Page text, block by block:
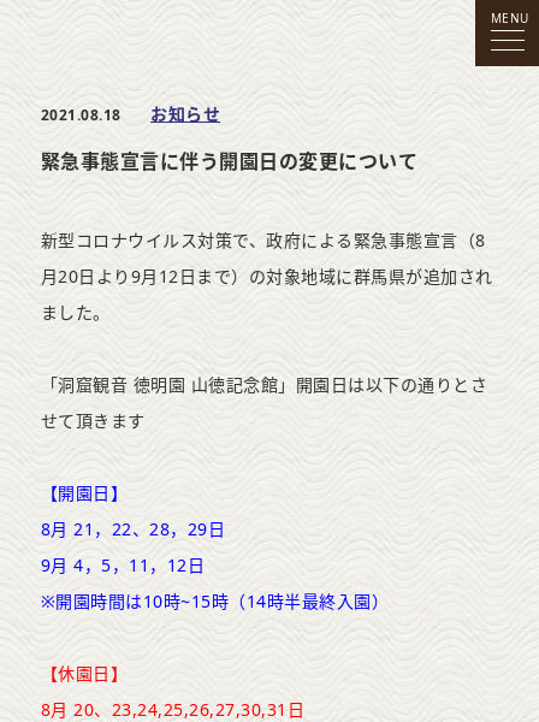
MENU
2021.08.18 お知らせ
緊急事態宣言に伴う開園日の変更について
新型コロナウイルス対策で、政府による緊急事態宣言（8
月20日より9月12日まで）の対象地域に群馬県が追加され
ました。
「洞窟観音 徳明園 山徳記念館」開園日は以下の通りとさ
せて頂きます
【開園日】
8月 21，22、28，29日
9月 4，5，11，12日
※開園時間は10時~15時（14時半最終入園）
【休園日】
8月 20、23,24,25,26,27,30,31日